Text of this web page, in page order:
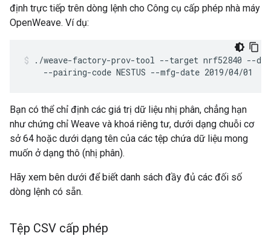
định trực tiếp trên dòng lệnh cho Công cụ cấp phép nhà máy
OpenWeave. Ví dụ:
./weave-factory-prov-tool --target nrf52840 --
    --pairing-code NESTUS --mfg-date 2019/04/01
Bạn có thể chỉ định các giá trị dữ liệu nhị phân, chẳng hạn
như chứng chỉ Weave và khoá riêng tư, dưới dạng chuỗi cơ
sở 64 hoặc dưới dạng tên của các tệp chứa dữ liệu mong
muốn ở dạng thô (nhị phân).
Hãy xem bên dưới để biết danh sách đầy đủ các đối số
dòng lệnh có sẵn.
Tệp CSV cấp phép